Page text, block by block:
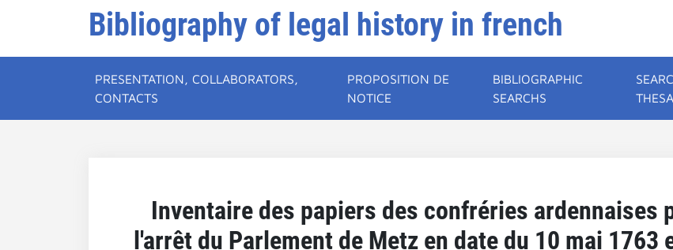
Bibliography of legal history in french
PRESENTATION, COLLABORATORS,
CONTACTS
PROPOSITION DE
NOTICE
BIBLIOGRAPHIC
SEARCHS
Inventaire des papiers des confréries ardennaises
l'arrêt du Parlement de Metz en date du 10 mai 1763